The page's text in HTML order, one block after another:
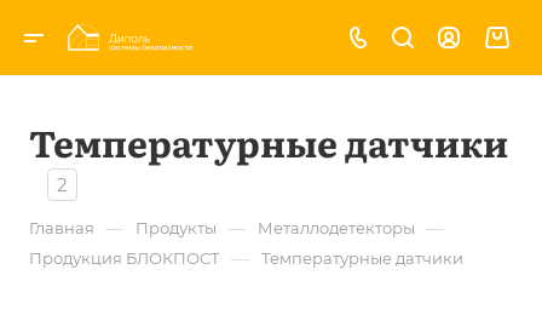
Температурные датчики
2
Главная — Продукты — Металлодетекторы —
Продукция БЛОКПОСТ — Температурные датчики